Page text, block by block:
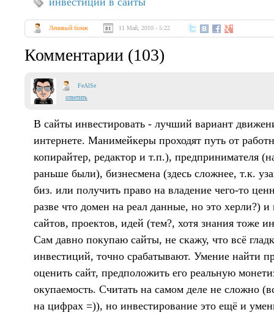
Ленивый бомж 11 Май, 2010 - 5:22
Комментарии (103)
FeAlSe
ответить
В сайты инвестировать - лучший вариант
интернете. Манимейкеры проходят путь от
копирайтер, редактор и т.п.), предпринимателя
раньше были), бизнесмена (здесь сложнее, т.к.
биз. или получить право на владение чего-то
разве что домен на реал данные, но это херли?)
сайтов, проектов, идей (тем?, хотя знания тоже
Сам давно покупаю сайты, не скажу, что всё
инвестиций, точно срабатывают. Умение найти
оценить сайт, предположить его реальную
окупаемость. Считать на самом деле не сложно
на цифрах =)), но инвестирование это ещё и